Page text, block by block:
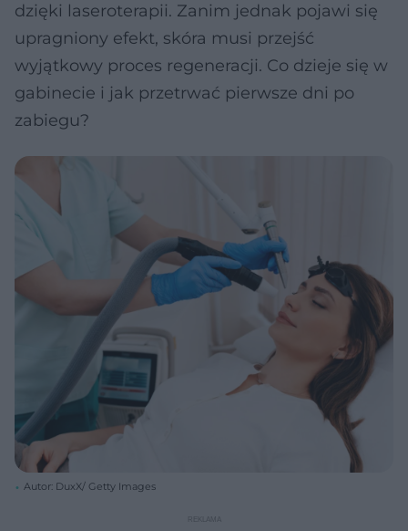
dzięki laseroterapii. Zanim jednak pojawi się
upragniony efekt, skóra musi przejść
wyjątkowy proces regeneracji. Co dzieje się w
gabinecie i jak przetrwać pierwsze dni po
zabiegu?
Autor: DuxX/ Getty Images